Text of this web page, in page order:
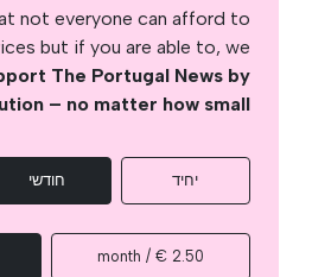
not everyone can afford to
but if you are able to, we
The Portugal News by
– no matter how small
יחיד חודשי
2.50 € / month